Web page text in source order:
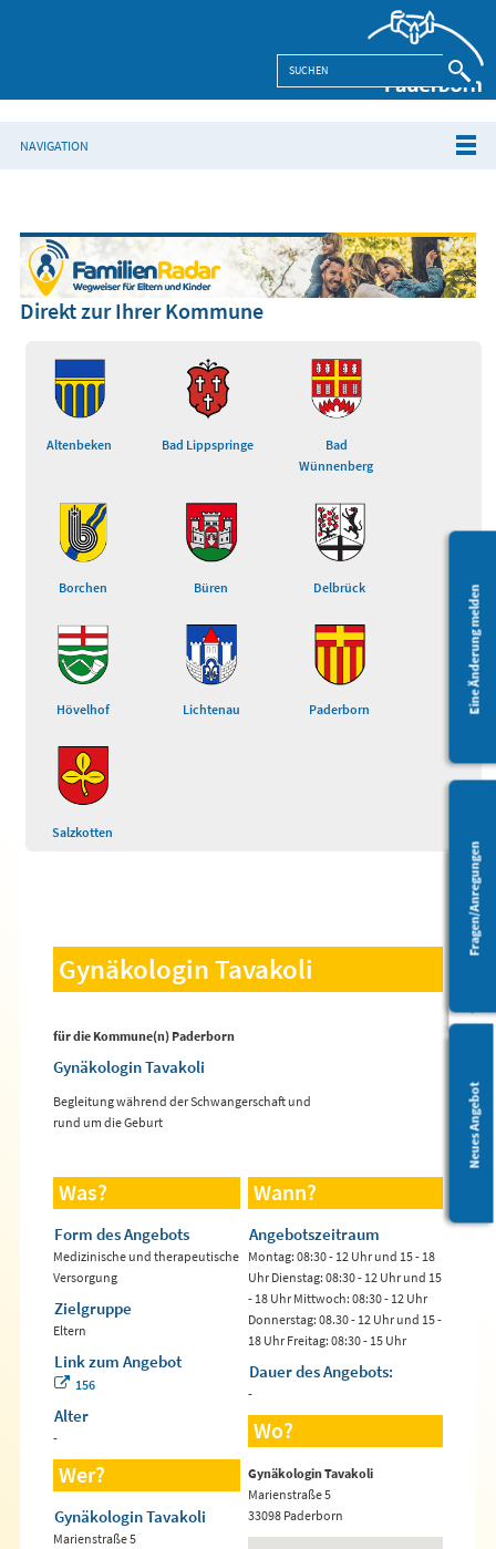
Leichte Sprache
Barrierefreiheit
NAVIGATION
Eine Änderung melden
Neues Angebot
Fragen/Anregungen
Direkt zur Ihrer Kommune
Altenbeken Bad Lippspringe
Bad
Wünnenberg
Borchen Büren Delbrück
Hövelhof Lichtenau Paderborn
Salzkotten
Gynäkologin Tavakoli
für die Kommune(n) Paderborn
Gynäkologin Tavakoli
Begleitung während der Schwangerschaft und
rund um die Geburt
Was?
Form des Angebots
Medizinische und therapeutische
Versorgung
Zielgruppe
Eltern
Link zum Angebot
156
Alter
-
Wer?
Gynäkologin Tavakoli
Marienstraße 5
Wann?
Angebotszeitraum
Montag: 08:30 - 12 Uhr und 15 - 18
Uhr Dienstag: 08:30 - 12 Uhr und 15
- 18 Uhr Mittwoch: 08:30 - 12 Uhr
Donnerstag: 08.30 - 12 Uhr und 15 -
18 Uhr Freitag: 08:30 - 15 Uhr
Dauer des Angebots:
-
Wo?
Gynäkologin Tavakoli
Marienstraße 5
33098 Paderborn